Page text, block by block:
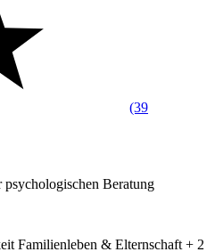
(39
psychologischen Beratung
Familienleben & Elternschaft + 2